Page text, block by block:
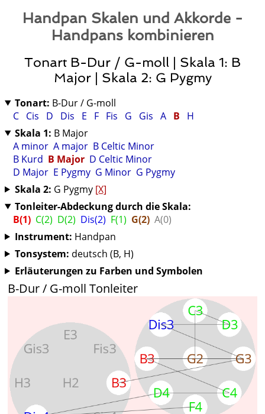
Handpan Skalen und Akkorde -
Handpans kombinieren
Tonart B-Dur / G-moll | Skala 1: B
Major | Skala 2: G Pygmy
Tonart: B-Dur / G-moll
C Cis D Dis E F Fis G Gis A B
H
Skala 1: B Major
A minor A major B Celtic Minor
B Kurd B Major D Celtic Minor
D Major E Pygmy G Minor G Pygmy
Skala 2: G Pygmy [X]
Tonleiter-Abdeckung durch die Skala:
B(1) C(2) D(2) Dis(2) F(1) G(2) A(0)
Instrument: Handpan
Tonsystem: deutsch (B, H)
Erläuterungen zu Farben und Symbolen
B-Dur / G-moll Tonleiter